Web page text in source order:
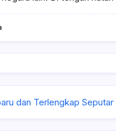
dan Terlengkap